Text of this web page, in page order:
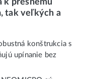
k presnému
tak veľkých a
konštrukcia s
upínanie bez